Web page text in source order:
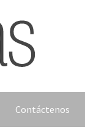
Contáctenos